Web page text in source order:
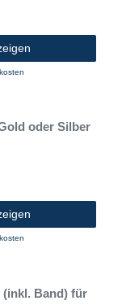
oder Silber
(inkl. Band) für